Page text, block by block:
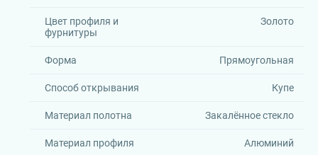
Цвет профиля и
фурнитуры
Золото
Форма Прямоугольная
Способ открывания Купе
Материал полотна Закалённое стекло
Материал профиля Алюминий